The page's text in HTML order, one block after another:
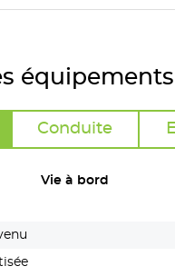
équipements
Conduite
Vie à bord